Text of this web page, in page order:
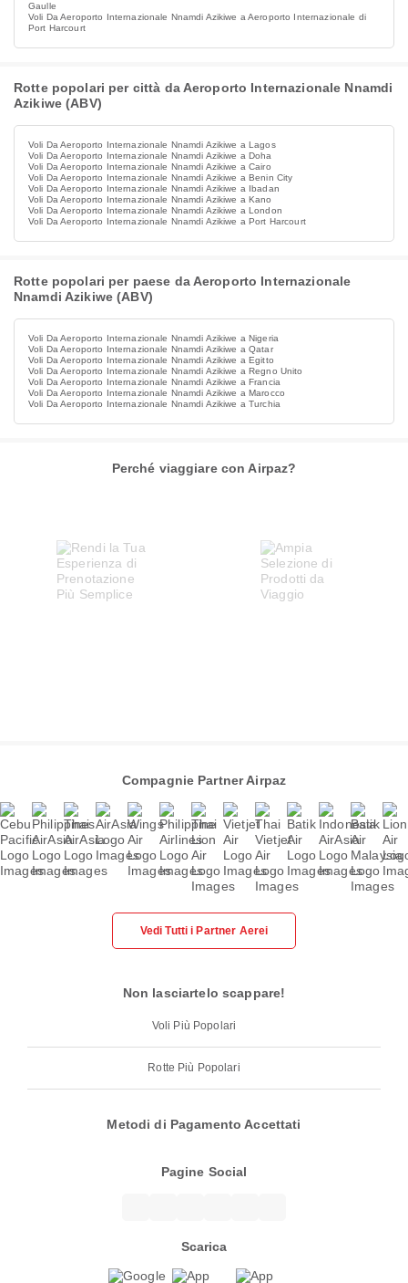
Gaulle
Voli Da Aeroporto Internazionale Nnamdi Azikiwe a Aeroporto Internazionale di
Port Harcourt
Rotte popolari per città da Aeroporto Internazionale Nnamdi
Azikiwe (ABV)
Voli Da Aeroporto Internazionale Nnamdi Azikiwe a Lagos
Voli Da Aeroporto Internazionale Nnamdi Azikiwe a Doha
Voli Da Aeroporto Internazionale Nnamdi Azikiwe a Cairo
Voli Da Aeroporto Internazionale Nnamdi Azikiwe a Benin City
Voli Da Aeroporto Internazionale Nnamdi Azikiwe a Ibadan
Voli Da Aeroporto Internazionale Nnamdi Azikiwe a Kano
Voli Da Aeroporto Internazionale Nnamdi Azikiwe a London
Voli Da Aeroporto Internazionale Nnamdi Azikiwe a Port Harcourt
Rotte popolari per paese da Aeroporto Internazionale
Nnamdi Azikiwe (ABV)
Voli Da Aeroporto Internazionale Nnamdi Azikiwe a Nigeria
Voli Da Aeroporto Internazionale Nnamdi Azikiwe a Qatar
Voli Da Aeroporto Internazionale Nnamdi Azikiwe a Egitto
Voli Da Aeroporto Internazionale Nnamdi Azikiwe a Regno Unito
Voli Da Aeroporto Internazionale Nnamdi Azikiwe a Francia
Voli Da Aeroporto Internazionale Nnamdi Azikiwe a Marocco
Voli Da Aeroporto Internazionale Nnamdi Azikiwe a Turchia
Perché viaggiare con Airpaz?
Compagnie Partner Airpaz
Vedi Tutti i Partner Aerei
Non lasciartelo scappare!
Voli Più Popolari
Rotte Più Popolari
Metodi di Pagamento Accettati
Pagine Social
Scarica